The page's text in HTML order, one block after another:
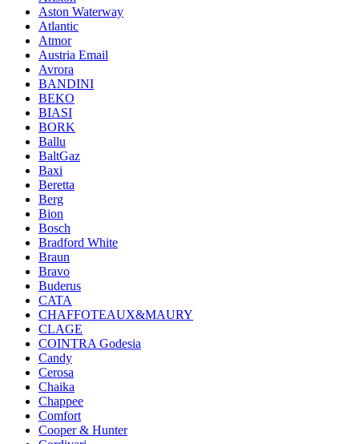
Aston Waterway
Atlantic
Atmor
Austria Email
Avrora
BANDINI
BEKO
BIASI
BORK
Ballu
BaltGaz
Baxi
Beretta
Berg
Bion
Bosch
Bradford White
Braun
Bravo
Buderus
CATA
CHAFFOTEAUX&MAURY
CLAGE
COINTRA Godesia
Candy
Cerosa
Chaika
Chappee
Comfort
Cooper & Hunter